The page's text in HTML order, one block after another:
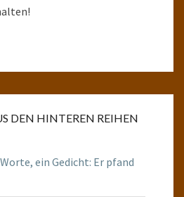
DEN HINTEREN REIHEN
ein Gedicht: Er pfand